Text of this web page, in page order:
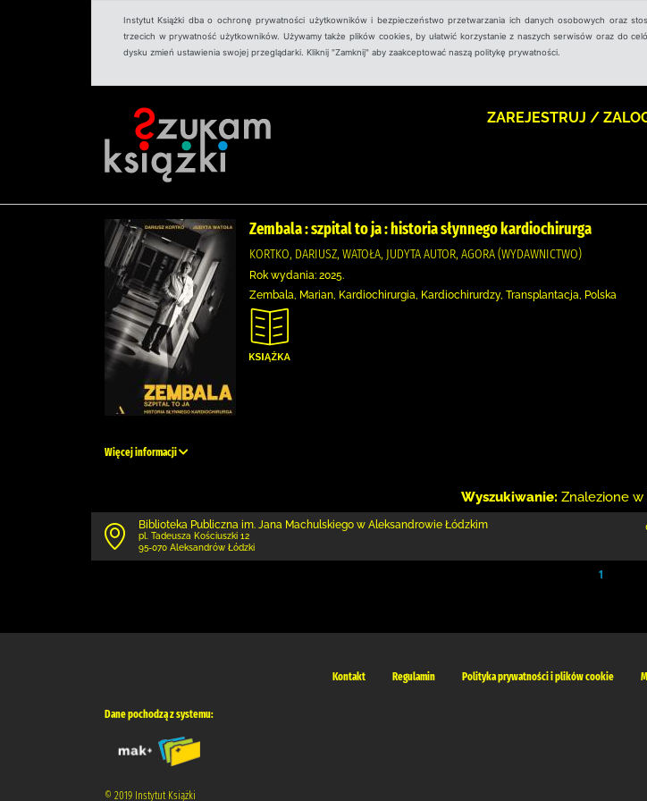
Instytut Książki dba o ochronę prywatności użytkowników i bezpieczeństwo przetwarzania ich danych osobowych oraz
trzecich w prywatność użytkowników. Używamy także plików cookies, by ułatwić korzystanie z naszych serwisów oraz do
dysku zmień ustawienia swojej przeglądarki. Kliknij "Zamknij" aby zaakceptować naszą politykę prywatności.
ZAREJESTRUJ /
Zembala : szpital to ja : historia słynnego kardiochirurga
KORTKO, DARIUSZ, WATOŁA, JUDYTA AUTOR, AGORA (WYDAWNICTWO)
Rok wydania: 2025.
Zembala, Marian, Kardiochirurgia, Kardiochirurdzy, Transplantacja, Polska
Więcej informacji
Wyszukiwanie: Znalezione w
Biblioteka Publiczna im. Jana Machulskiego w Aleksandrowie Łódzkim
pl. Tadeusza Kościuszki 12
95-070 Aleksandrów Łódzki
1
Kontakt Regulamin Polityka prywatności i plików cookie
Dane pochodzą z systemu:
© 2019 Instytut Książki